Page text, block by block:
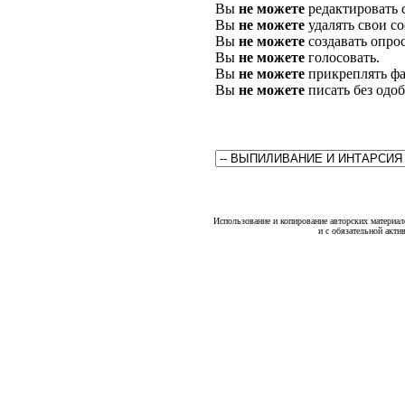
Вы не можете
Вы не можете удалять свои
Вы не можете создавать
Вы не можете голосовать.
Вы не можете прикреплять
Вы не можете писать без
Использование и копирование авторских
и с обязательной